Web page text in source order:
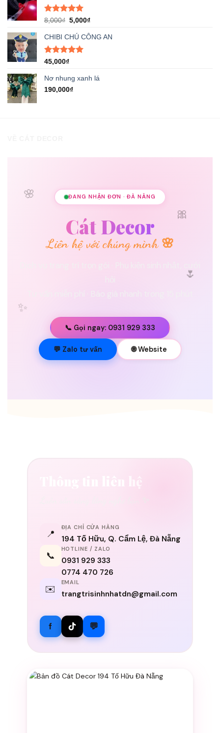
Được xếp
5 sao
8,000₫ Giá
là:
8,000₫.
5,000₫Giá
tại
CHIBI CHÚ CÔNG AN
Được xếp
5 sao
45,000₫
Nơ nhung xanh lá
190,000₫
🌸
🎀
✨
🌷
💐
ĐANG NHẬN ĐƠN · ĐÀ NẴNG
Cát Decor
Liên hệ với chúng mình 🌸
📞 Gọi ngay: 0931 929 333
💬 Zalo tư vấn 🌐 Website
Thông tin liên hệ
📍
ĐỊA CHỈ CỬA HÀNG
194 Tố Hữu, Q. Cẩm Lệ, Đà Nẵng
📞
HOTLINE / ZALO
0931 929 333
0774 470 726
✉️
EMAIL
trangtrisinhnhatdn@gmail.com
f 💬